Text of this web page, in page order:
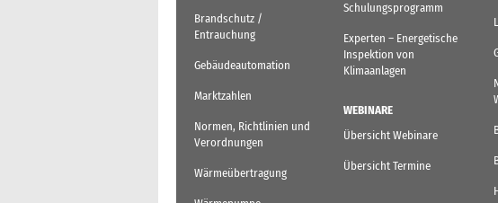
Brandschutz /
Entrauchung
Gebäudeautomation
Marktzahlen
Normen, Richtlinien und
Verordnungen
Wärmeübertragung
Schulungsprogramm
Experten – Energetische
Inspektion von
Klimaanlagen
WEBINARE
Übersicht Webinare
Übersicht Termine